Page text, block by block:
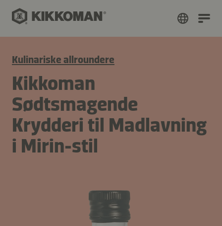
Kulinariske allroundere
Kikkoman
Sødtsmagende
Krydderi til Madlavning
i Mirin-stil